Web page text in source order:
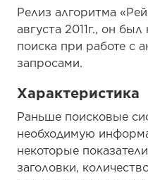
Релиз алгоритма
августа 2011г., он
поиска при работе с
запросами.
Характеристика
Раньше поисковые
необходимую
некоторые
заголовки,